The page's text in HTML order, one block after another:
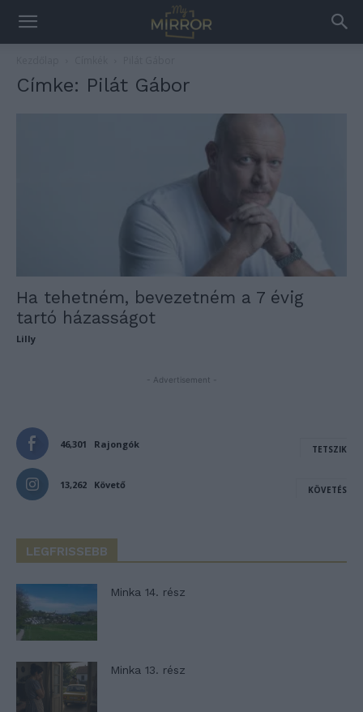
Címke: Pilát Gábor
Ha tehetném, bevezetném a 7 évig
tartó házasságot
Lilly
- Advertisement -
46,301 Rajongók TETSZIK
13,262 Követő KÖVETÉS
LEGFRISSEBB
Minka 14. rész
Minka 13. rész